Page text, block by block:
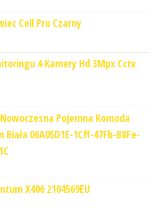
Cell Pro Czarny
4 Kamery Hd 3Mpx Cctv
Pojemna Komoda
Biała 06A05D1E-1Cff-47Fb-B8Fe-
X406 2104569EU